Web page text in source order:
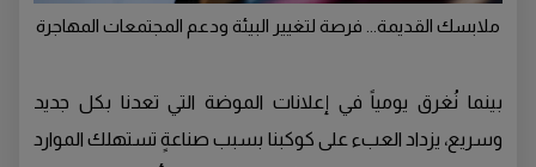
ملابسك القديمة... فرصة لتغيير البيئة ودعم المجتمعات المهاجرة
بينما نُغرق يومياً في إعلانات الموضة التي تعدنا بكل جديد
وسريع، يزداد العبء على كوكبنا بسبب صناعةٍ تستهلك الموارد